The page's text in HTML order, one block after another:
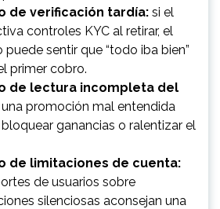
de verificación tardía: si el
controles KYC al retirar, el
puede sentir que “todo iba bien”
primer cobro.
de lectura incompleta del
una promoción mal entendida
ganancias o ralentizar el
de limitaciones de cuenta:
de usuarios sobre
silenciosas aconsejan una